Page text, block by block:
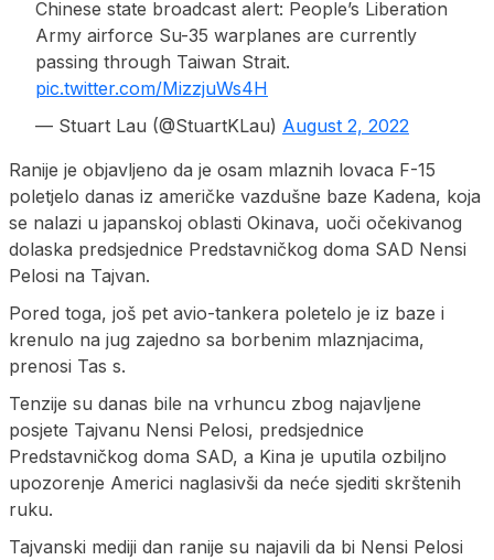
Chinese state broadcast alert: People’s Liberation
Army airforce Su-35 warplanes are currently
passing through Taiwan Strait.
pic.twitter.com/MizzjuWs4H
— Stuart Lau (@StuartKLau) August 2, 2022
Ranije je objavljeno da je osam mlaznih lovaca F-15
poletjelo danas iz američke vazdušne baze Kadena, koja
se nalazi u japanskoj oblasti Okinava, uoči očekivanog
dolaska predsjednice Predstavničkog doma SAD Nensi
Pelosi na Tajvan.
Pored toga, još pet avio-tankera poletelo je iz baze i
krenulo na jug zajedno sa borbenim mlaznjacima,
prenosi Tas s.
Tenzije su danas bile na vrhuncu zbog najavljene
posjete Tajvanu Nensi Pelosi, predsjednice
Predstavničkog doma SAD, a Kina je uputila ozbiljno
upozorenje Americi naglasivši da neće sjediti skrštenih
ruku.
Tajvanski mediji dan ranije su najavili da bi Nensi Pelosi